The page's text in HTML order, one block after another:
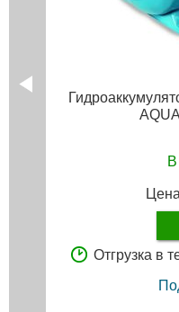
Отгрузка в